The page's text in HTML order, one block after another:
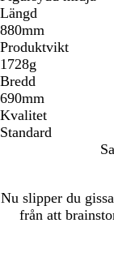
Längd
880mm
Produktvikt
1728g
Bredd
690mm
Kvalitet
Standard
Nu slipper du
från att